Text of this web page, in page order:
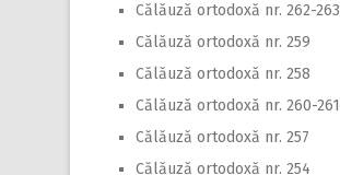
Călăuză ortodoxă nr. 262-263
Călăuză ortodoxă nr. 259
Călăuză ortodoxă nr. 258
Călăuză ortodoxă nr. 260-261
Călăuză ortodoxă nr. 257
Călăuză ortodoxă nr. 254